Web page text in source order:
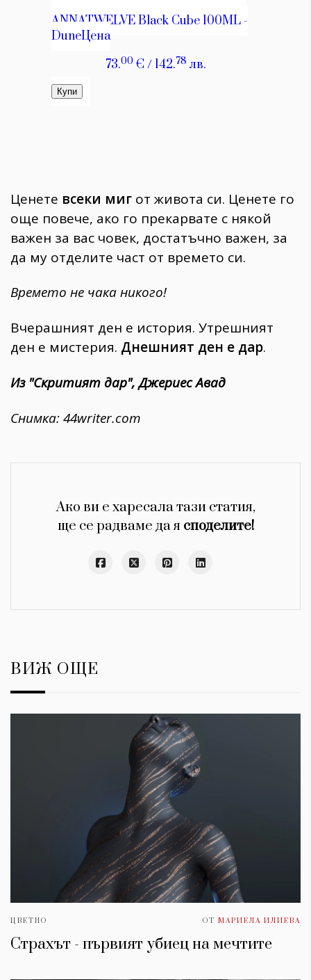
Ценете всеки миг от живота си. Ценете го
още повече, ако го прекарвате с някой
важен за вас човек, достатъчно важен, за
да му отделите част от времето си.
Времето не чака никого!
Вчерашният ден е история. Утрешният
ден е мистерия. Днешният ден е дар.
Из "Скритият дар", Джериес Авад
Снимка: 44writer.com
Ако ви е харесала тази статия,
ще се радваме да я споделите!
ВИЖ ОЩЕ
ЦВЕТНО ОТ МАРИЕЛА ИЛИЕВА
Страхът - първият убиец на мечтите